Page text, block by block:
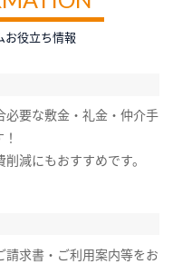
お役立ち情報
必要な敷金・礼金・仲介手
減にもおすすめです。
請求書・ご利用案内等をお